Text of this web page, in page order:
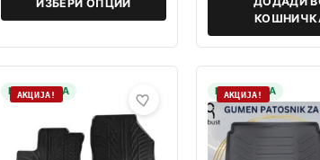
ИЗБЕРИ ОПЦИИ
НА ЗАЛИХА
АКЦИЈА! НА ЗАЛИХА
АКЦИЈА!